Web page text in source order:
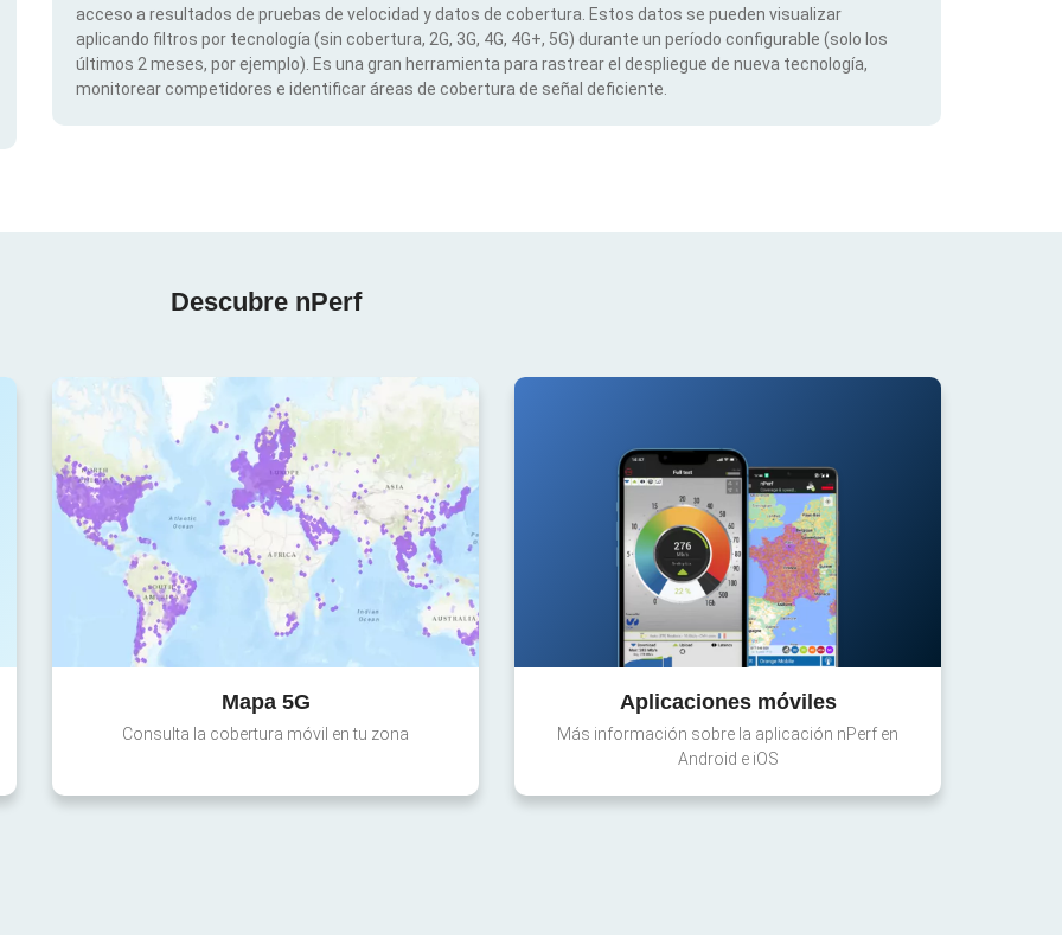
acceso a resultados de pruebas de velocidad y datos de cobertura. Estos datos se pueden visualizar
aplicando filtros por tecnología (sin cobertura, 2G, 3G, 4G, 4G+, 5G) durante un período configurable (solo los
últimos 2 meses, por ejemplo). Es una gran herramienta para rastrear el despliegue de nueva tecnología,
monitorear competidores e identificar áreas de cobertura de señal deficiente.
Descubre nPerf
Mapa 5G
Consulta la cobertura móvil en tu zona
Aplicaciones móviles
Más información sobre la aplicación nPerf en
Android e iOS